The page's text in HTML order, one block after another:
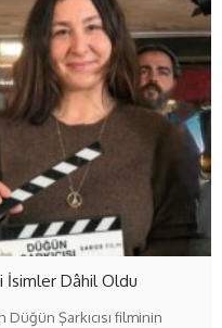
İsimler Dâhil Oldu
Şarkıcısı filminin